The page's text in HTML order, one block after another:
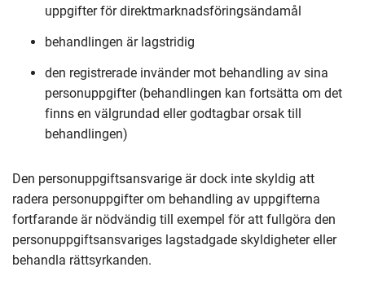
uppgifter för direktmarknadsföringsändamål
behandlingen är lagstridig
den registrerade invänder mot behandling av sina
personuppgifter (behandlingen kan fortsätta om det
finns en välgrundad eller godtagbar orsak till
behandlingen)
Den personuppgiftsansvarige är dock inte skyldig att
radera personuppgifter om behandling av uppgifterna
fortfarande är nödvändig till exempel för att fullgöra den
personuppgiftsansvariges lagstadgade skyldigheter eller
behandla rättsyrkanden.